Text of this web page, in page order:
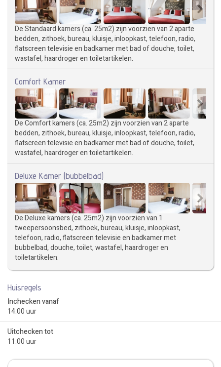
De Standaard kamers (ca. 25m2) zijn voorzien van 2 aparte
bedden, zithoek, bureau, kluisje, inloopkast, telefoon, radio,
flatscreen televisie en badkamer met bad of douche, toilet,
wastafel, haardroger en toiletartikelen.
Comfort Kamer
De Comfort kamers (ca. 25m2) zijn voorzien van 2 aparte
bedden, zithoek, bureau, kluisje, inloopkast, telefoon, radio,
flatscreen televisie en badkamer met bad of douche, toilet,
wastafel, haardroger en toiletartikelen.
Deluxe Kamer (bubbelbad)
De Deluxe kamers (ca. 25m2) zijn voorzien van 1
tweepersoonsbed, zithoek, bureau, kluisje, inloopkast,
telefoon, radio, flatscreen televisie en badkamer met
bubbelbad, douche, toilet, wastafel, haardroger en
toiletartikelen.
Huisregels
Inchecken vanaf
14:00 uur
Uitchecken tot
11:00 uur